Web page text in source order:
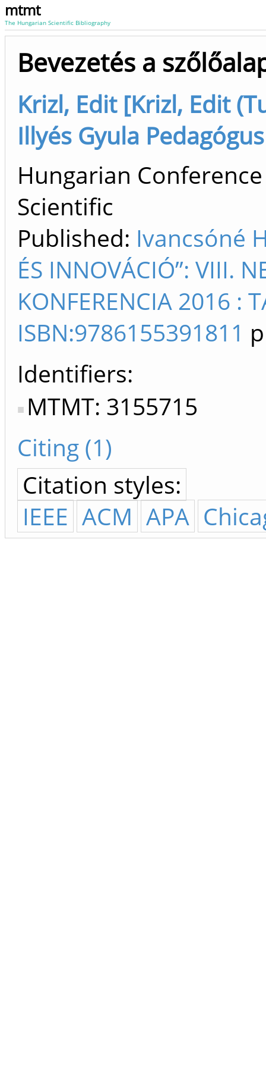
mtmt
The Hungarian Scientific Bibliography
Bevezetés a
Krizl, Edit [Krizl, Edit
Illyés Gyula
Hungarian
Scientific
Published: Ivancsóné
ÉS INNOVÁCIÓ”: VIII.
KONFERENCIA 2016 :
ISBN:9786155391811
Identifiers
MTMT: 3155715
Citing (1)
Citation styles:
IEEE ACM APA